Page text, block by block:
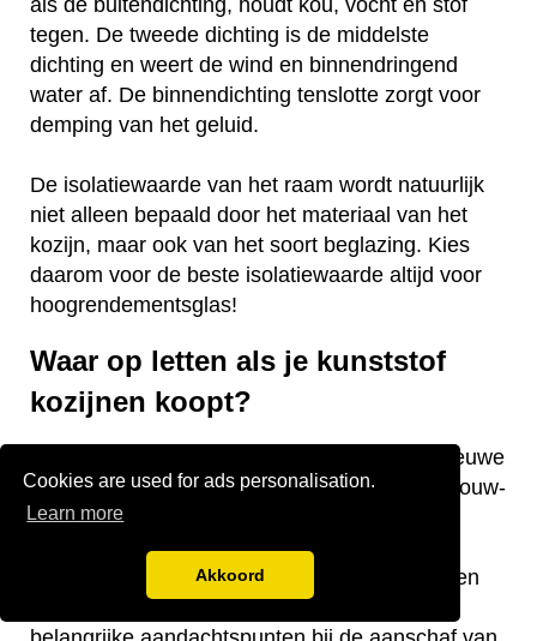
Cookies are used for ads personalisation.
Learn more
Akkoord
als de buitendichting, houdt kou, vocht en stof
tegen. De tweede dichting is de middelste
dichting en weert de wind en binnendringend
water af. De binnendichting tenslotte zorgt voor
demping van het geluid.
De isolatiewaarde van het raam wordt natuurlijk
niet alleen bepaald door het materiaal van het
kozijn, maar ook van het soort beglazing. Kies
daarom voor de beste isolatiewaarde altijd voor
hoogrendementsglas!
Waar op letten als je kunststof
kozijnen koopt?
Vraag je je af waar je op moet letten als je nieuwe
kunststof kozijnen gaat kopen voor je nieuwbouw-
of bestaande woning? Wij hebben een aantal
nuttige tips voor je! De keurmerken van de
kozijnen, welke isolatiewaarde je nodig hebt en
welk raamtype je wilt laten plaatsen zijn